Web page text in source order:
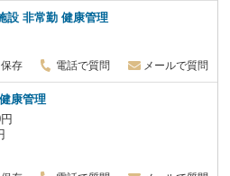
設非常勤 健康管理
存 電話で質問 メールで質問
康管理